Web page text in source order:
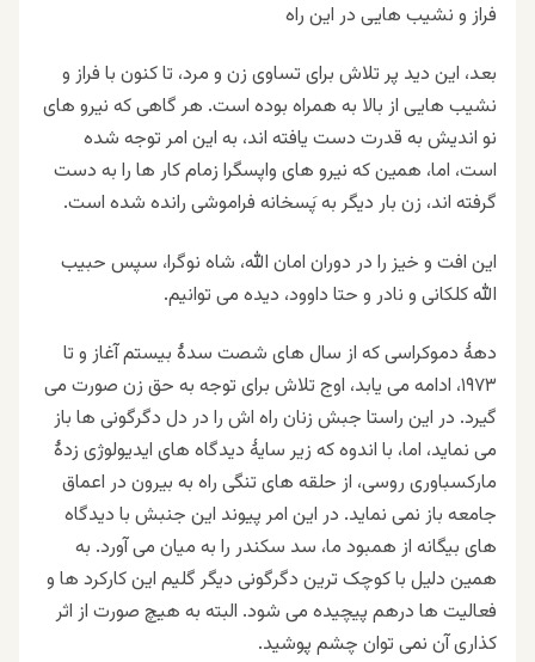
فراز و نشیب هایی در این راه
بعد، این دید پر تلاش برای تساوی زن و مرد، تا کنون با فراز و
نشیب هایی از بالا به همراه بوده است. هر گاهی که نیرو های
نو اندیش به قدرت دست یافته اند، به این امر توجه شده
است، اما، همین که نیرو های واپسگرا زمام کار ها را به دست
گرفته اند، زن بار دیگر به پَسخانه فراموشی رانده شده است.
این افت و خیز را در دوران امان الله، شاه نوگرا، سپس حبیب
الله کلکانی و نادر و حتا داوود، دیده می توانیم.
دههٔ دموکراسی که از سال های شصت سدهٔ بیستم آغاز و تا
۱۹۷۳، ادامه می یابد، اوج تلاش برای توجه به حق زن صورت می
گیرد. در این راستا جبش زنان راه اش را در دل دگرگونی ها باز
می نماید، اما، با اندوه که زیر سایهٔ دیدگاه های ایدیولوژی زدهٔ
مارکسباوری روسی، از حلقه های تنگی راه به بیرون در اعماق
جامعه باز نمی نماید. در این امر پیوند این جنبش با دیدگاه
های بیگانه از همبود ما، سد سکندر را به میان می آورد. به
همین دلیل با کوچک ترین دگرگونی دیگر گلیم این کارکرد ها و
فعالیت ها درهم پیچیده می شود. البته به هیچ صورت از اثر
کذاری آن نمی توان چشم پوشید.